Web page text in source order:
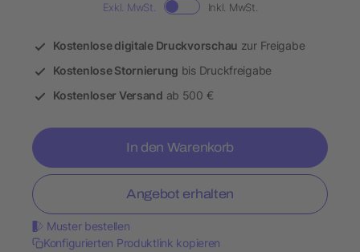
Exkl. MwSt. Inkl. MwSt.
Kostenlose digitale Druckvorschau zur Freigabe
Kostenlose Stornierung bis Druckfreigabe
Kostenloser Versand ab 500 €
In den Warenkorb
Angebot erhalten
Muster bestellen
Konfigurierten Produktlink kopieren